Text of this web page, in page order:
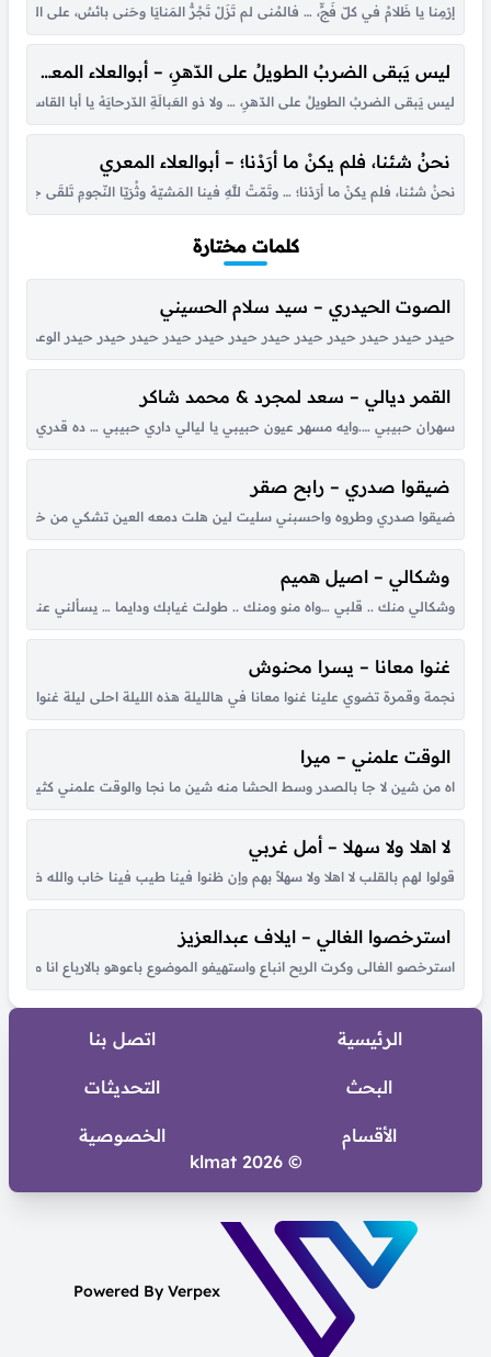
إرْمِنا يا ظَلامُ في كلّ فَجٍّ، … فالمُنى لم تَزَلْ تَجُرُّ المَنايَا وحَنى بائسٌ، على
ليس يَبقى الضربُ الطويلُ على الدّهرِ، – أبوالعلاء المعري
ليس يَبقى الضربُ الطويلُ على الدّهرِ، … ولا ذو العَبالَةِ الدّرحايَهْ يا أبا
نحنُ شئنا، فلم يكنْ ما أرَدْنا؛ – أبوالعلاء المعري
نحنُ شئنا، فلم يكنْ ما أرَدْنا؛ … وتَمّتْ للَّهِ فينا المَشيّهْ وثُرَيّا النّجومِ تَلقَى
كلمات مختارة
الصوت الحيدري – سيد سلام الحسيني
حيدر حيدر حيدر حيدر حيدر حيدر حيدر حيدر حيدر حيدر حيدر حيدر الوعد
القمر ديالي – سعد لمجرد & محمد شاكر
سهران حبيبي ….وايه مسهر عيون حبيبي يا ليالي داري حبيبي … ده قدري وده
ضيقوا صدري – رابح صقر
ضيقوا صدري وطروه واحسبني سليت لين هلت دمعه العين تشكي من خطاه لي
وشكالي – اصيل هميم
وشكالي منك .. قلبي …واه منو ومنك .. طولت غيابك ودايما … يسألني عنك
غنوا معانا – يسرا محنوش
نجمة وقمرة تضوي علينا غنوا معانا في هالليلة هذه الليلة احلى ليلة غنوا معانا
الوقت علمني – ميرا
اه من شين لا جا بالصدر وسط الحشا منه شين ما نجا والوقت علمني كثير
لا اهلا ولا سهلا – أمل غربي
قولوا لهم بالقلب لا اهلا ولا سهلاً بهم وإن ظنوا فينا طيب فينا خاب
استرخصوا الغالي – ايلاف عبدالعزيز
استرخصو الغالى وكرت الربح انباع واستهيفو الموضوع باعوهو بالارباع انا
الرئيسية اتصل بنا
البحث التحديثات
الأقسام
الخصوصية
© 2026 klmat
Powered By Verpex